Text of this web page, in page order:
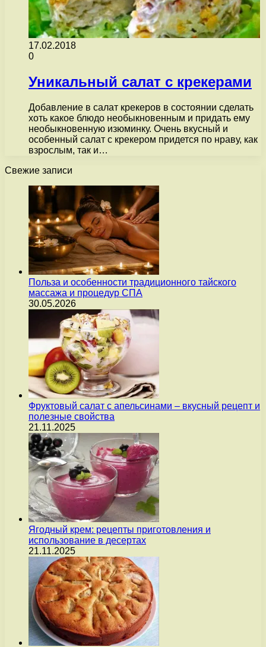
17.02.2018
0
Уникальный салат с крекерами
Добавление в салат крекеров в состоянии сделать
хоть какое блюдо необыкновенным и придать ему
необыкновенную изюминку. Очень вкусный и
особенный салат с крекером придется по нраву, как
взрослым, так и…
Свежие записи
Польза и особенности традиционного тайского
массажа и процедур СПА
30.05.2026
Фруктовый салат с апельсинами – вкусный рецепт и
полезные свойства
21.11.2025
Ягодный крем: рецепты приготовления и
использование в десертах
21.11.2025